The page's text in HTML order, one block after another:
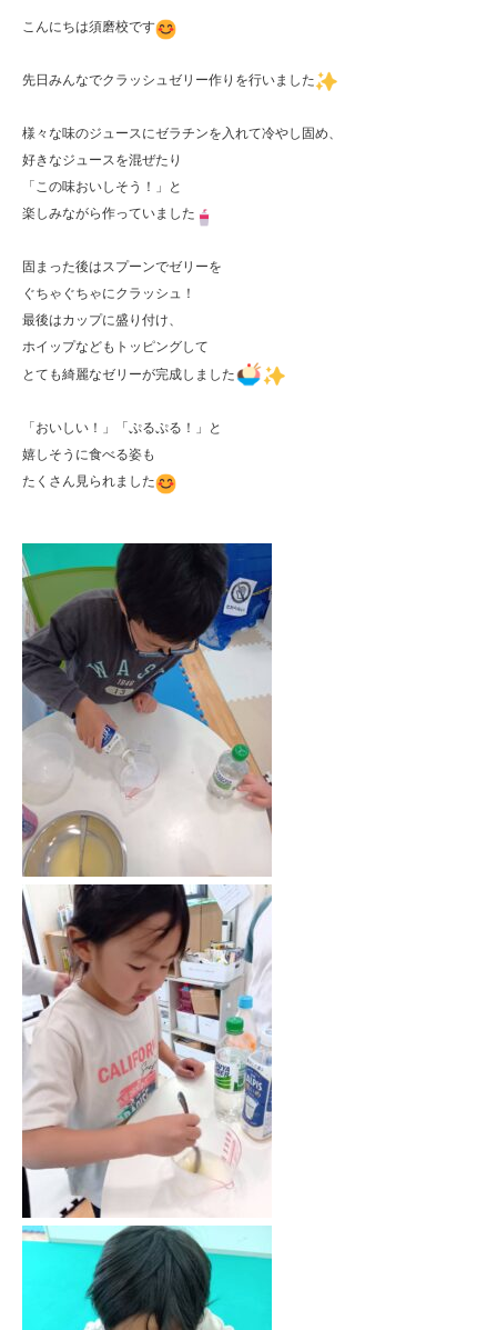
こんにちは須磨校です
先日みんなでクラッシュゼリー作りを行いました
様々な味のジュースにゼラチンを入れて冷やし固め、
好きなジュースを混ぜたり
「この味おいしそう！」と
楽しみながら作っていました
固まった後はスプーンでゼリーを
ぐちゃぐちゃにクラッシュ！
最後はカップに盛り付け、
ホイップなどもトッピングして
とても綺麗なゼリーが完成しました
「おいしい！」「ぷるぷる！」と
嬉しそうに食べる姿も
たくさん見られました